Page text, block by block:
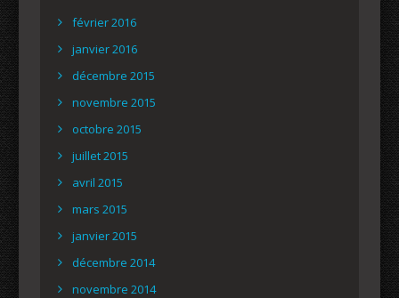
février 2016
janvier 2016
décembre 2015
novembre 2015
octobre 2015
juillet 2015
avril 2015
mars 2015
janvier 2015
décembre 2014
novembre 2014